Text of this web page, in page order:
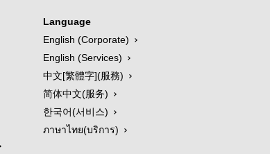
Language
English (Corporate)
English (Services)
中文[繁體字](服務)
简体中文(服务)
한국어(서비스)
ภาษาไทย(บริการ)